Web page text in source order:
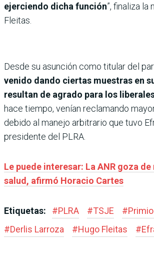
ejerciendo dicha función”, finaliza la
Fleitas.
Desde su asunción como titular del
venido dando ciertas muestras en
resultan de agrado para los
hace tiempo, venían reclamando
debido al manejo arbitrario que tuvo
presidente del PLRA.
Le puede interesar: La ANR goza de
salud, afirmó Horacio Cartes
Etiquetas: #PLRA #TSJE #
#Derlis Larroza #Hugo Fleitas #